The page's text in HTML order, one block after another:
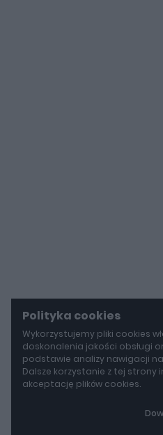
Polityka cookies
Wykorzystujemy pliki cookies
doskonalenia jakości obsługi
podstawie analizy nawigacji
Dalsze korzystanie z tej strony
akceptację plików cookies.